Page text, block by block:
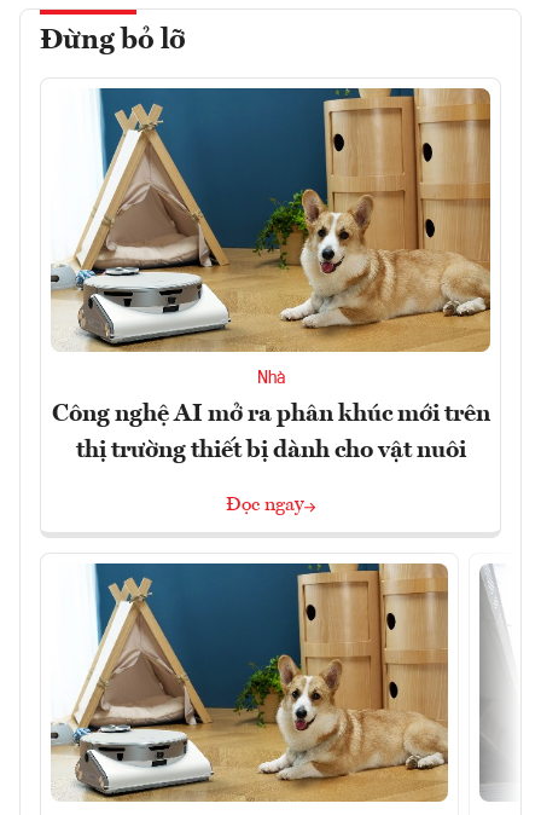
Đừng bỏ lỡ
Nhà
Công nghệ AI mở ra phân khúc mới trên
thị trường thiết bị dành cho vật nuôi
Đọc ngay